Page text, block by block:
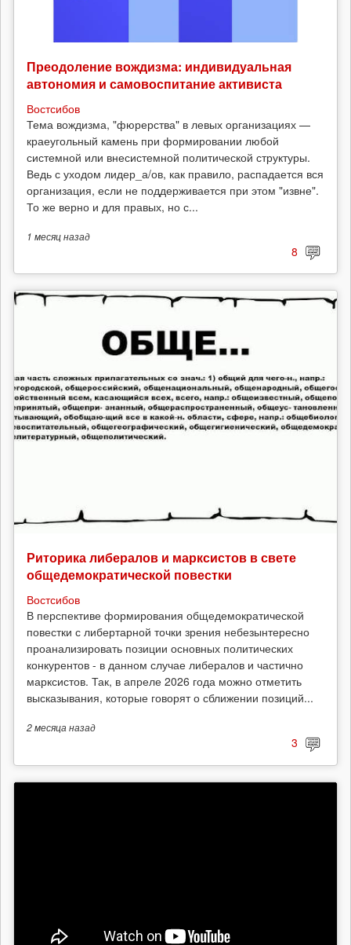
Преодоление вождизма: индивидуальная
автономия и самовоспитание активиста
Востсибов
Тема вождизма, "фюрерства" в левых организациях —
краеугольный камень при формировании любой
системной или внесистемной политической структуры.
Ведь с уходом лидер_а/ов, как правило, распадается вся
организация, если не поддерживается при этом "извне".
То же верно и для правых, но с...
1 месяцназад
8
Риторика либералов и марксистов в свете
общедемократической повестки
Востсибов
В перспективе формирования общедемократической
повестки с либертарной точки зрения небезынтересно
проанализировать позиции основных политических
конкурентов - в данном случае либералов и частично
марксистов. Так, в апреле 2026 года можно отметить
высказывания, которые говорят о сближении позиций...
2 месяцаназад
3